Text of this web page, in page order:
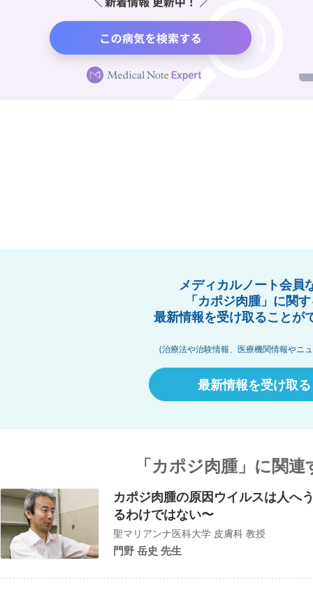
メディカルノート会員
「カポジ肉腫」に関
最新情報を受け取ることが
(治療法や治験情報、医療機関情報やニ
最新情報を受け取る
「カポジ肉腫」に関
カポジ肉腫の原因ウイルスは人へ
るわけではない〜
聖マリアンナ医科大学 皮膚科 教授
門野 岳史 先生